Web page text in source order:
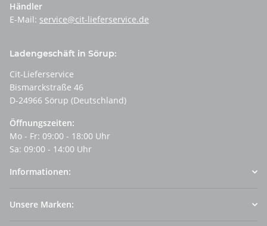
Händler
E-Mail: service@cit-lieferservice.de
Ladengeschäft in Sörup:
Cit-Lieferservice
Bismarckstraße 46
D-24966 Sörup (Deutschland)
Öffnungszeiten:
Mo - Fr: 09:00 - 18:00 Uhr
Sa: 09:00 - 14:00 Uhr
Informationen:
Unsere Marken: